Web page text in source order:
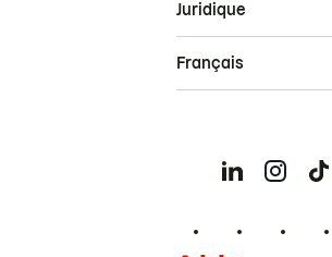
Juridique
Français